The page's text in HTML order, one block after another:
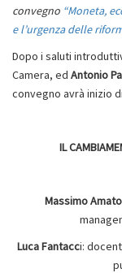
convegno “Moneta,
e l’urgenza delle
Dopo i saluti
Camera, ed Antonio
convegno avrà inizio
IL
Massimo Amato
Luca Fantacci: